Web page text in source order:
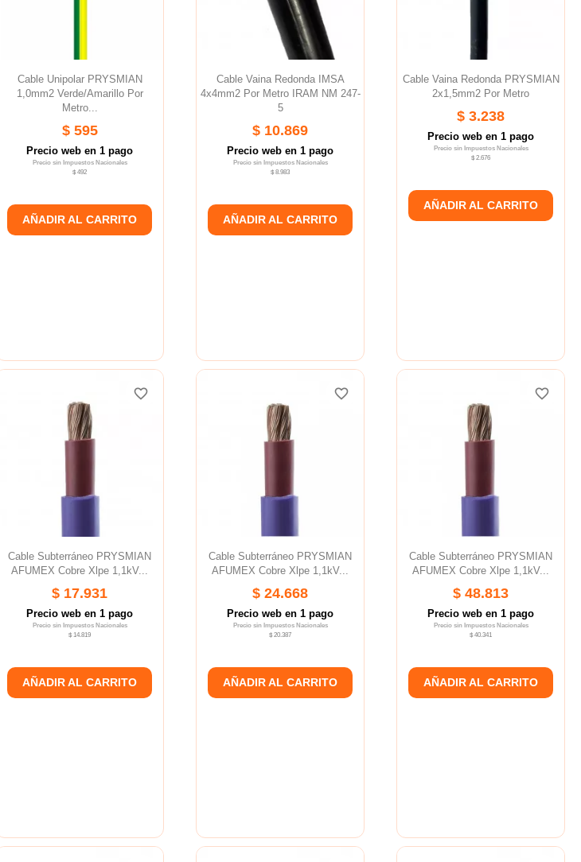
Cable Unipolar PRYSMIAN
1,0mm2 Verde/amarillo Por
Metro...
$ 595
Precio web en 1 pago
Precio sin Impuestos Nacionales
$ 492
AÑADIR AL CARRITO
Cable Vaina Redonda IMSA
4x4mm2 Por Metro IRAM NM 247-
5
$ 10.869
Precio web en 1 pago
Precio sin Impuestos Nacionales
$ 8.983
AÑADIR AL CARRITO
Cable Vaina Redonda PRYSMIAN
2x1,5mm2 Por Metro
$ 3.238
Precio web en 1 pago
Precio sin Impuestos Nacionales
$ 2.676
AÑADIR AL CARRITO
Cable Subterráneo PRYSMIAN
AFUMEX Cobre Xlpe 1,1kV...
$ 17.931
Precio web en 1 pago
Precio sin Impuestos Nacionales
$ 14.819
AÑADIR AL CARRITO
favorite_border
favorite_border
favorite_border
Cable Subterráneo PRYSMIAN
AFUMEX Cobre Xlpe 1,1kV...
$ 24.668
Precio web en 1 pago
Precio sin Impuestos Nacionales
$ 20.387
AÑADIR AL CARRITO
favorite_border
favorite_border
favorite_border
Cable Subterráneo PRYSMIAN
AFUMEX Cobre Xlpe 1,1kV...
$ 48.813
Precio web en 1 pago
Precio sin Impuestos Nacionales
$ 40.341
AÑADIR AL CARRITO
favorite_border
favorite_border
favorite_border